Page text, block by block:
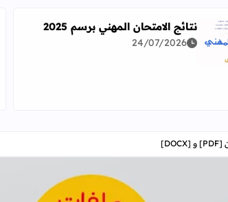
المهنية وفق آخر توصيف
المزيد عن نتائج الامتحان المهني برسم 2025
نتائج الامتحان المهني برسم 2025
24/07/2026